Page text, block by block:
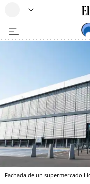
Fachada de un supermercado